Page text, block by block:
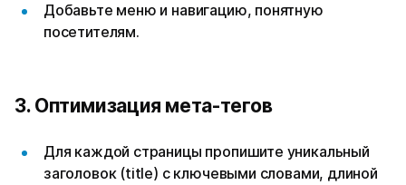
Добавьте меню и навигацию, понятную
посетителям.
3. Оптимизация мета-тегов
Для каждой страницы пропишите уникальный
заголовок (title) с ключевыми словами, длиной